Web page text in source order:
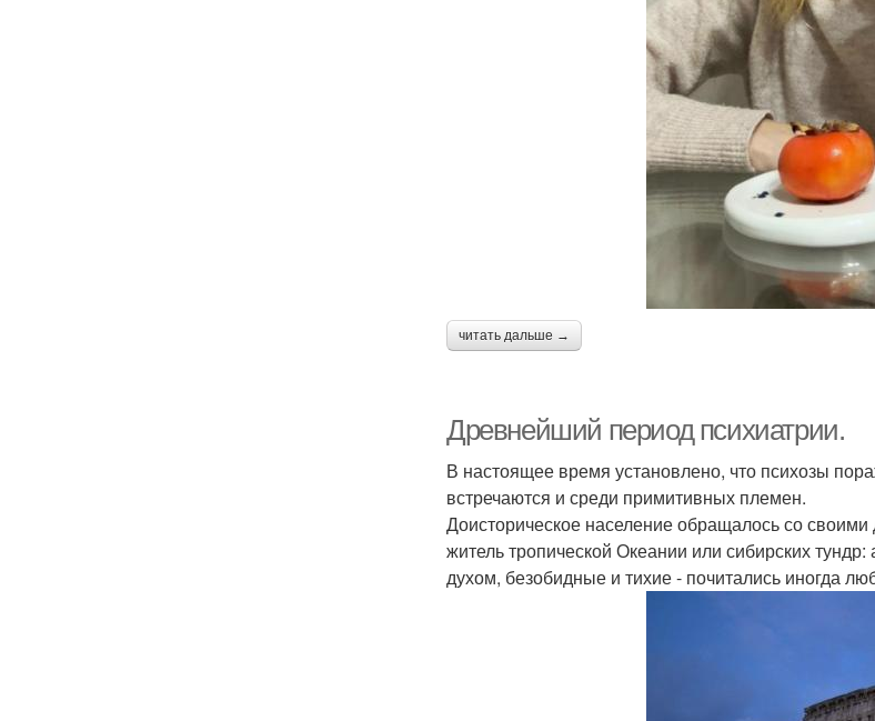
читать дальше →
Древнейший период психиатрии.
В настоящее время установлено, что психозы
встречаются и среди примитивных племен.
Доисторическое население обращалось со
житель тропической Океании или сибирских
духом, безобидные и тихие - почитались иногда